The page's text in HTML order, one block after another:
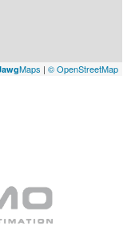
Maps | © OpenStreetMap